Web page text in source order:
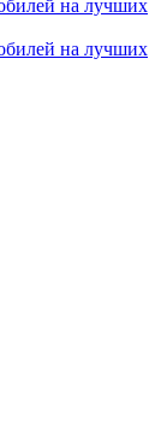
на лучших
на лучших